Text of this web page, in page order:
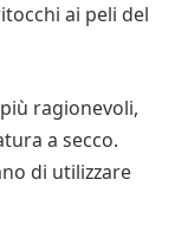
ai peli del
ragionevoli,
a secco.
di utilizzare